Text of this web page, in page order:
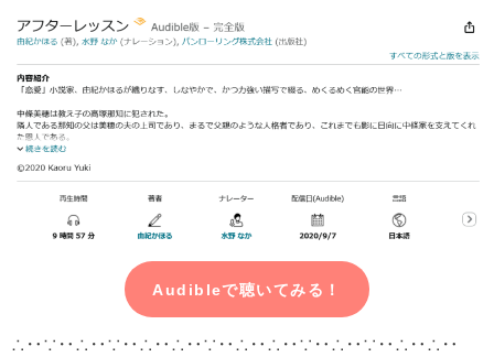
Audibleで聴いてみる！
∴‥∵‥∴‥∵‥∴‥∴‥∵‥∴‥ ∴‥∵‥∴‥∵‥∴‥∴‥